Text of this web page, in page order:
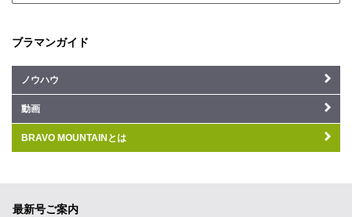
ブラマンガイド
ノウハウ
動画
BRAVO MOUNTAINとは
最新号ご案内